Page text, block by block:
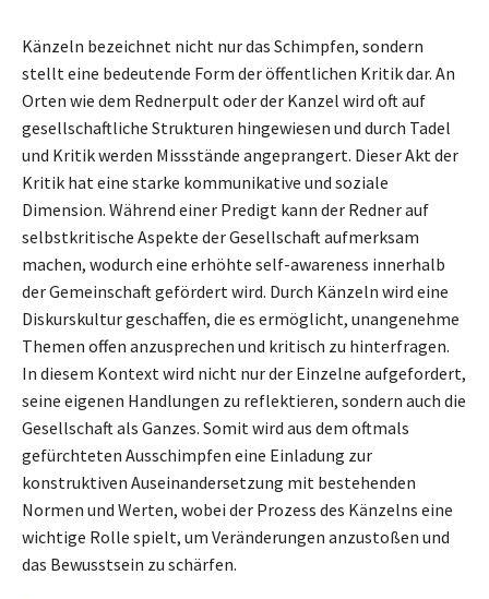
Känzeln bezeichnet nicht nur das Schimpfen, sondern
stellt eine bedeutende Form der öffentlichen Kritik dar. An
Orten wie dem Rednerpult oder der Kanzel wird oft auf
gesellschaftliche Strukturen hingewiesen und durch Tadel
und Kritik werden Missstände angeprangert. Dieser Akt der
Kritik hat eine starke kommunikative und soziale
Dimension. Während einer Predigt kann der Redner auf
selbstkritische Aspekte der Gesellschaft aufmerksam
machen, wodurch eine erhöhte self-awareness innerhalb
der Gemeinschaft gefördert wird. Durch Känzeln wird eine
Diskurskultur geschaffen, die es ermöglicht, unangenehme
Themen offen anzusprechen und kritisch zu hinterfragen.
In diesem Kontext wird nicht nur der Einzelne aufgefordert,
seine eigenen Handlungen zu reflektieren, sondern auch die
Gesellschaft als Ganzes. Somit wird aus dem oftmals
gefürchteten Ausschimpfen eine Einladung zur
konstruktiven Auseinandersetzung mit bestehenden
Normen und Werten, wobei der Prozess des Känzelns eine
wichtige Rolle spielt, um Veränderungen anzustoßen und
das Bewusstsein zu schärfen.